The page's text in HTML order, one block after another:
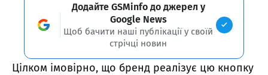
Додайте GSMinfo до джерел у
Google News
Щоб бачити наші публікації у своїй
стрічці новин
Цілком імовірно, що бренд реалізує цю кнопку